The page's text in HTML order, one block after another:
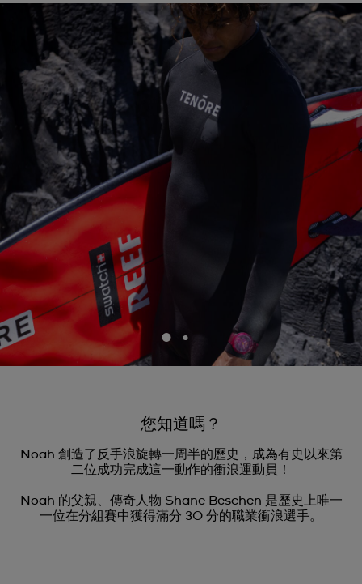
您知道嗎？
Noah 創造了反手浪旋轉一周半的歷史，成為有史以來第
二位成功完成這一動作的衝浪運動員！
Noah 的父親、傳奇人物 Shane Beschen 是歷史上唯一
一位在分組賽中獲得滿分 30 分的職業衝浪選手。